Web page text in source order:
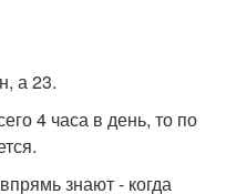
а 23.
4 часа в день, то по
знают - когда